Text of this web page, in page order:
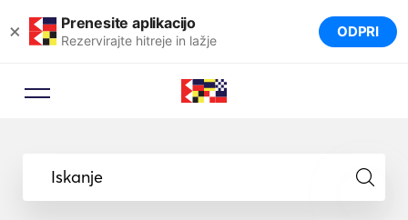
× Prenesite aplikacijo
Rezervirajte hitreje in lažje ODPRI
Iskanje